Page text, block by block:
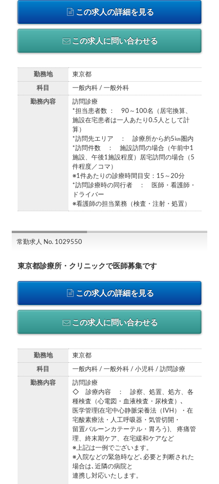
この求人の詳細を見る
この求人に問い合わせる
勤務地 東京都
科目 一般内科 / 一般外科
勤務内容
訪問診療
*担当患者数 ： 90～100名（居宅換算、
施設在宅患者は一人あたり0.5人として計
算）
*訪問先エリア ： 診療所から約5㎞圏内
*訪問件数 ： 施設訪問の場合（午前中1
施設、午後1施設程度）居宅訪問の場合（5
件程度／コマ）
※1件あたりの診療時間目安：15～20分
*訪問診療時の同行者 ： 医師・看護師・
ドライバー
※看護師の担当業務（検査・注射・処置）
常勤求人 No. 1029550
東京都診療所・クリニックで医師募集です
この求人の詳細を見る
この求人に問い合わせる
勤務地 東京都
科目 一般内科 / 一般外科 / 小児科 / 訪問診療
勤務内容
訪問診療
◇ 診療内容 ： 診察、処置、処方、各
種検査（心電図・血液検査・尿検査）､
医学管理(在宅中心静脈栄養法（IVH）・在
宅酸素療法・人工呼吸器・気管切開・
留置バルーンカテーテル・胃ろう)、 疼痛管
理、終末期ケア、在宅緩和ケアなど
※上記は一例でございます。
※入院などの緊急時など､必要と判断された
場合は､近隣の病院と
連携し対応いたします。